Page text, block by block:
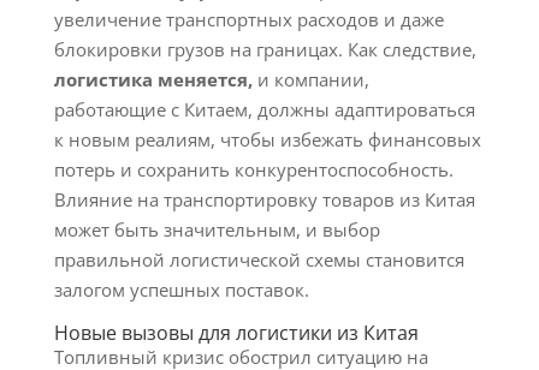
увеличение транспортных расходов и даже
блокировки грузов на границах. Как следствие,
логистика меняется,и компании,
работающие с Китаем, должны адаптироваться
к новым реалиям, чтобы избежать финансовых
потерь и сохранить конкурентоспособность.
Влияние на транспортировку товаров из Китая
может быть значительным, и выбор
правильной логистической схемы становится
залогом успешных поставок.
Новые вызовы для логистики из Китая
Топливный кризис обострил ситуацию на